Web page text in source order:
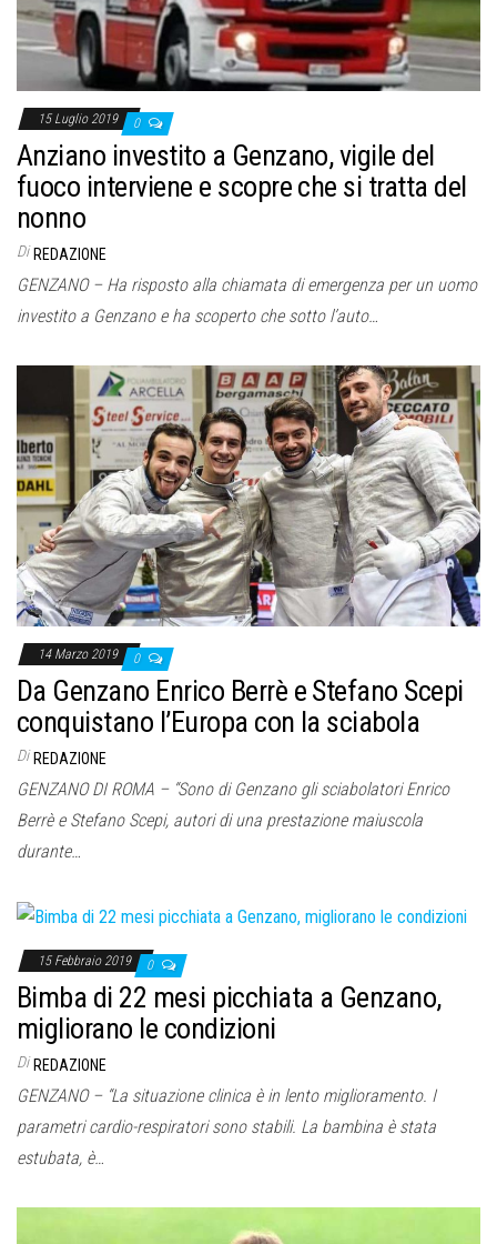
15 Luglio 2019 0
Anziano investito a Genzano, vigile del
fuoco interviene e scopre che si tratta del
nonno
Di REDAZIONE
GENZANO – Ha risposto alla chiamata di emergenza per un uomo
investito a Genzano e ha scoperto che sotto l’auto…
14 Marzo 2019 0
Da Genzano Enrico Berrè e Stefano Scepi
conquistano l’Europa con la sciabola
Di REDAZIONE
GENZANO DI ROMA – “Sono di Genzano gli sciabolatori Enrico
Berrè e Stefano Scepi, autori di una prestazione maiuscola
durante…
15 Febbraio 2019 0
Bimba di 22 mesi picchiata a Genzano,
migliorano le condizioni
Di REDAZIONE
GENZANO – “La situazione clinica è in lento miglioramento. I
parametri cardio-respiratori sono stabili. La bambina è stata
estubata, è…